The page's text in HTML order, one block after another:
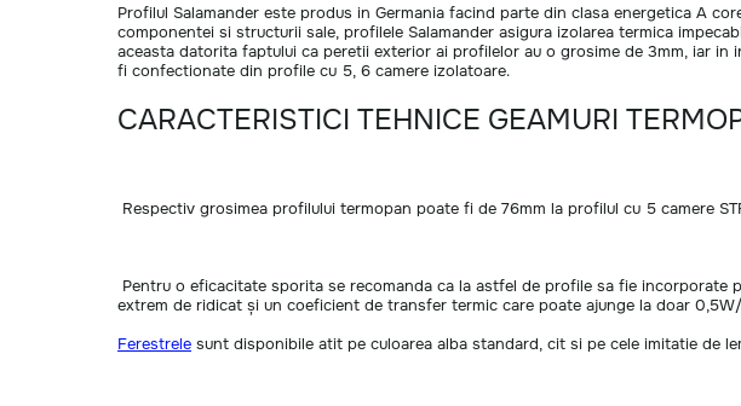
Profilul Salamander este produs in Germania facind parte din clasa energetica A
componentei si structurii sale, profilele Salamander asigura izolarea termica
aceasta datorita faptului ca peretii exterior ai profilelor au o grosime de 3mm, iar
fi confectionate din profile cu 5, 6 camere izolatoare.
CARACTERISTICI TEHNICE GEAMURI
Respectiv grosimea profilului termopan poate fi de 76mm la profilul cu 5 camere
Pentru o eficacitate sporita se recomanda ca la astfel de profile sa fie
extrem de ridicat și un coeficient de transfer termic care poate ajunge la doar
Ferestrele sunt disponibile atit pe culoarea alba standard, cit si pe cele imitatie de